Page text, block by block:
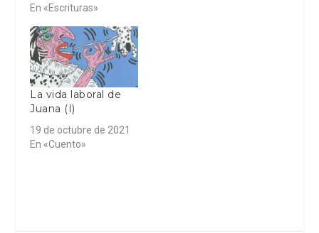
En «Escrituras»
La vida laboral de
Juana (I)
19 de octubre de 2021
En «Cuento»